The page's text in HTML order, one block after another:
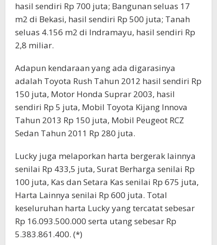
hasil sendiri Rp 700 juta; Bangunan seluas 17
m2 di Bekasi, hasil sendiri Rp 500 juta; Tanah
seluas 4.156 m2 di Indramayu, hasil sendiri Rp
2,8 miliar.
Adapun kendaraan yang ada digarasinya
adalah Toyota Rush Tahun 2012 hasil sendiri Rp
150 juta, Motor Honda Suprar 2003, hasil
sendiri Rp 5 juta, Mobil Toyota Kijang Innova
Tahun 2013 Rp 150 juta, Mobil Peugeot RCZ
Sedan Tahun 2011 Rp 280 juta.
Lucky juga melaporkan harta bergerak lainnya
senilai Rp 433,5 juta, Surat Berharga senilai Rp
100 juta, Kas dan Setara Kas senilai Rp 675 juta,
Harta Lainnya senilai Rp 600 juta. Total
keseluruhan harta Lucky yang tercatat sebesar
Rp 16.093.500.000 serta utang sebesar Rp
5.383.861.400. (*)